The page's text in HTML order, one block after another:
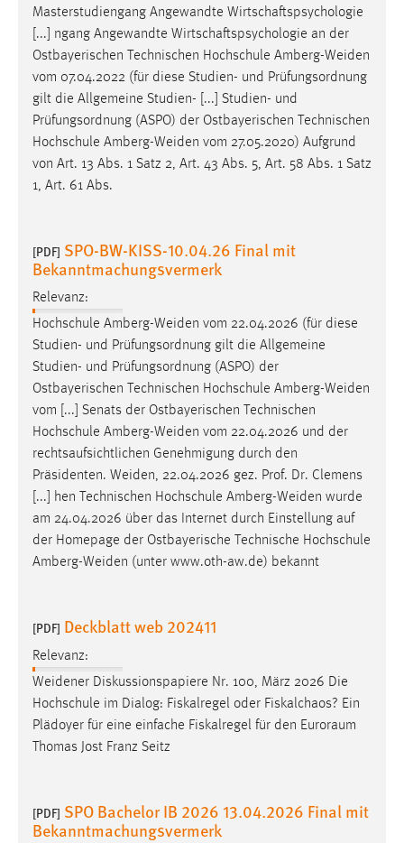
vom 07.04.2022 (für diese Studien- und Prüfungsordnung
gilt die Allgemeine Studien- [...] Studien- und
Prüfungsordnung (ASPO) der Ostbayerischen Technischen
HochschuleAmberg-Weidenvom 27.05.2020) Aufgrund
von Art. 13 Abs. 1 Satz 2, Art. 43 Abs. 5, Art. 58 Abs. 1 Satz
1, Art. 61 Abs.
[PDF] SPO-BW-KISS-10.04.26 Final mit
HochschuleAmberg-Weiden vom 22.04.2026 (für diese
Studien- und Prüfungsordnung gilt die Allgemeine
Studien- und Prüfungsordnung (ASPO) der
Ostbayerischen Technischen HochschuleAmberg-Weiden
vom [...] Senats der Ostbayerischen Technischen
HochschuleAmberg-Weidenvom 22.04.2026 und der
rechtsaufsichtlichen Genehmigung durch den
Präsidenten.Weiden, 22.04.2026 gez. Prof. Dr. Clemens
[...] hen Technischen Hochschule Amberg-Weidenwurde
am 24.04.2026 über das Internet durch Einstellung auf
der Homepage der Ostbayerische Technische Hochschule
Amberg-Weiden(unter www.oth-aw.de) bekannt
[PDF] Deckblatt web 202411
Weidener Diskussionspapiere Nr. 100, März 2026 Die
Plädoyer für eine einfache Fiskalregel für den Euroraum
Thomas Jost Franz Seitz
[PDF] SPO Bachelor IB 2026 13.04.2026 Final mit
HochschuleAmberg-Weidenvom 22.04.2026 (für diese